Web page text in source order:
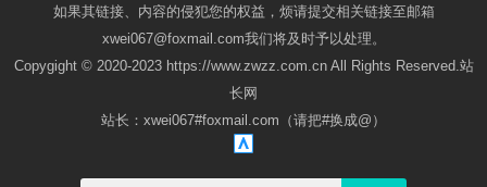
如果其链接、内容的侵犯您的权益，烦请提交相关链接至邮箱
xwei067@foxmail.com我们将及时予以处理。
Copygight © 2020-2023 https://www.zwzz.com.cn All Rights Reserved.站
长网
站长：xwei067#foxmail.com（请把#换成@）